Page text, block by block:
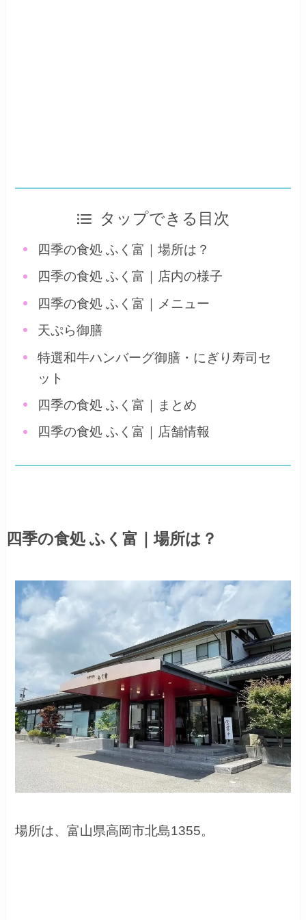
タップできる目次
四季の食処 ふく富｜場所は？
四季の食処 ふく富｜店内の様子
四季の食処 ふく富｜メニュー
天ぷら御膳
特選和牛ハンバーグ御膳・にぎり寿司セ
ット
四季の食処 ふく富｜まとめ
四季の食処 ふく富｜店舗情報
四季の食処 ふく富｜場所は？
場所は、富山県高岡市北島1355。